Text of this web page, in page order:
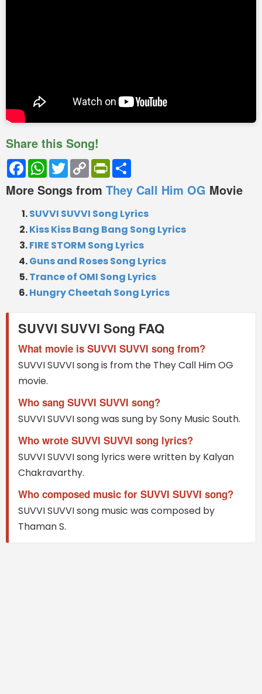
Share this Song!
FacebookWhatsApp
TwitterCopy
Link
PrintFriendly
More Songs from They Call Him OG Movie
SUVVI SUVVI Song Lyrics
Kiss Kiss Bang Bang Song Lyrics
FIRE STORM Song Lyrics
Guns and Roses Song Lyrics
Trance of OMI Song Lyrics
Hungry Cheetah Song Lyrics
SUVVI SUVVI Song FAQ
What movie is SUVVI SUVVI song from?
SUVVI SUVVI song is from the They Call Him OG
movie.
Who sang SUVVI SUVVI song?
SUVVI SUVVI song was sung by Sony Music South.
Who wrote SUVVI SUVVI song lyrics?
SUVVI SUVVI song lyrics were written by Kalyan
Chakravarthy.
Who composed music for SUVVI SUVVI song?
SUVVI SUVVI song music was composed by
Thaman S.